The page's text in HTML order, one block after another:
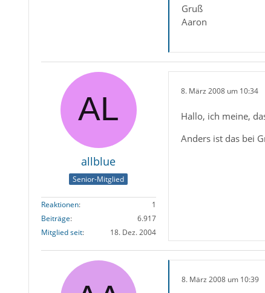
Gruß
Aaron
allblue
Senior-Mitglied
Reaktionen
1
Beiträge
6.917
Mitglied seit
18. Dez. 2004
8. März 2008 um 10:34
Hallo, ich meine,
Anders ist das bei
8. März 2008 um 10:39